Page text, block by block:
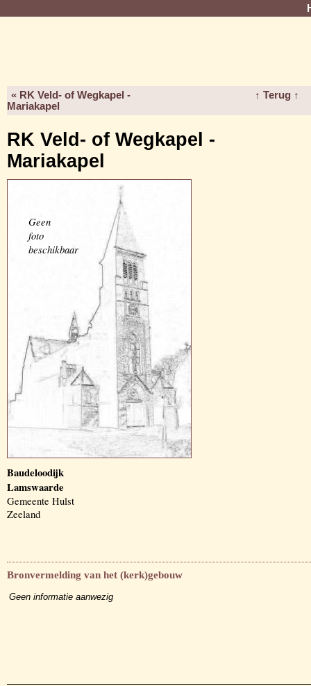
« RK Veld- of Wegkapel -
Mariakapel
↑ Terug ↑
RK Veld- of Wegkapel -
Mariakapel
Geen
foto
beschikbaar
Baudeloodijk
Lamswaarde
Gemeente Hulst
Zeeland
Bronvermelding van het (kerk)gebouw
Geen informatie aanwezig